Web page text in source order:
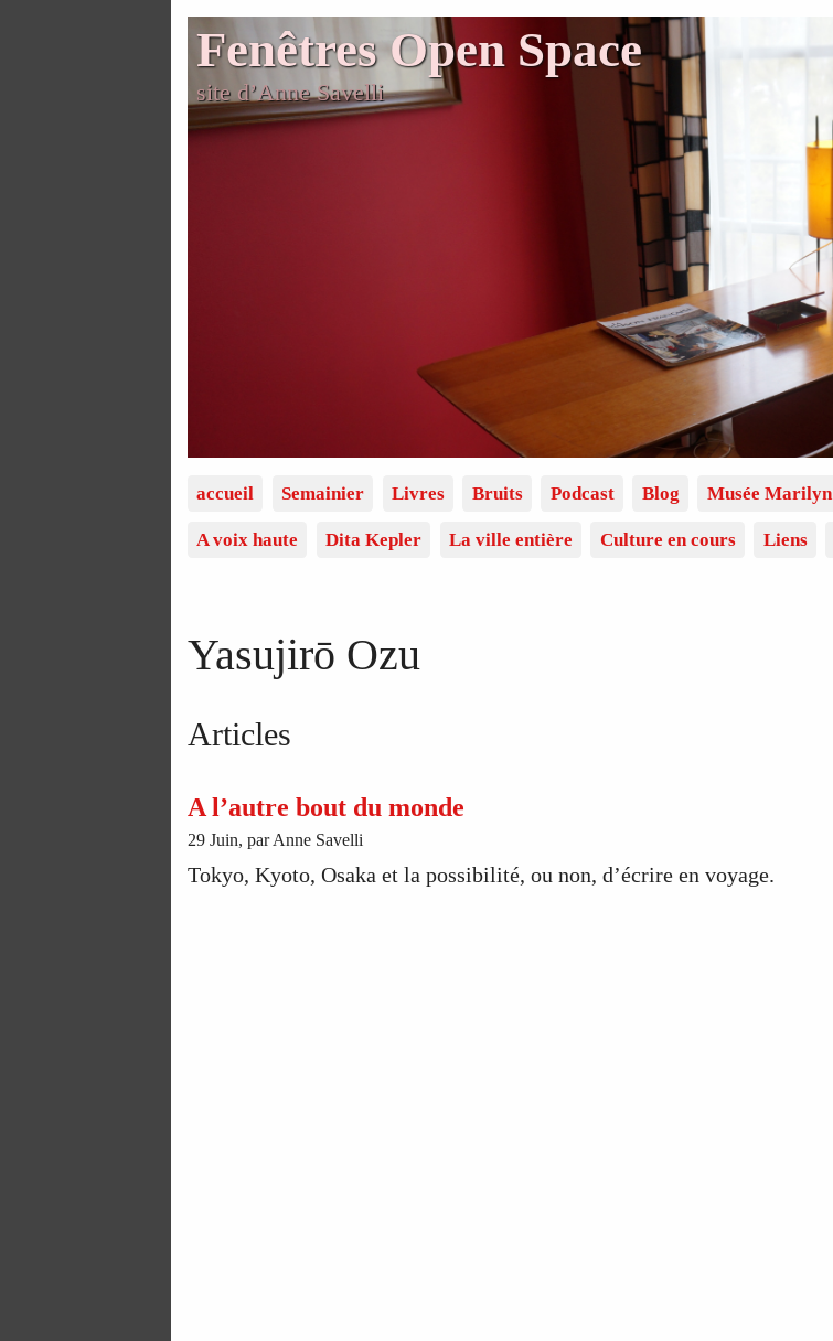
Fenêtres Open Space
site d’Anne Savelli
accueil Semainier Livres Bruits Podcast Blog Musée Marilyn
A voix haute Dita Kepler La ville entière Culture en cours Liens
Yasujirō Ozu
Articles
A l’autre bout du monde
29 Juin, par Anne Savelli
Tokyo, Kyoto, Osaka et la possibilité, ou non, d’écrire en voyage.